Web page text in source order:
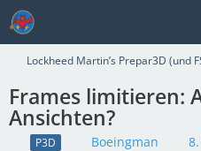
Lockheed Martin’s Prepar3D (und
Frames limitieren:
Ansichten?
P3D Boeingman